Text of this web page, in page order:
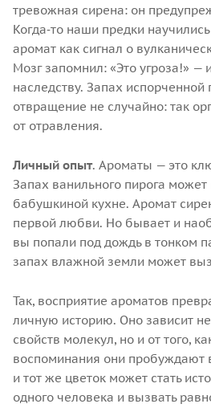
тревожная сирена: он
Когда‑то наши предки
аромат как сигнал о
Мозг запомнил: «Это угроза!» —
наследству. Запах
отвращение не случайно: так
от отравления.
Личный опыт. Ароматы — это
Запах ванильного пирога может
бабушкиной кухне. Аромат
первой любви. Но бывает и
вы попали под дождь в тонком
запах влажной земли может
Так, восприятие ароматов
личную историю. Оно зависит
свойств молекул, но и от того,
воспоминания они пробуждают
и тот же цветок может стать
одного человека и вызвать